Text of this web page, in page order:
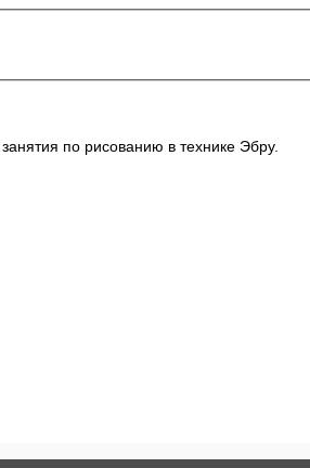
по рисованию в технике Эбру.